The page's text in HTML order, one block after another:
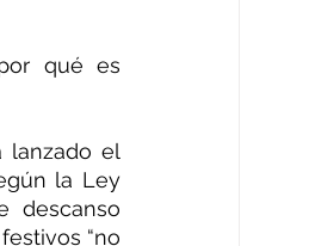
qué es
lanzado el
la Ley
descanso
“no